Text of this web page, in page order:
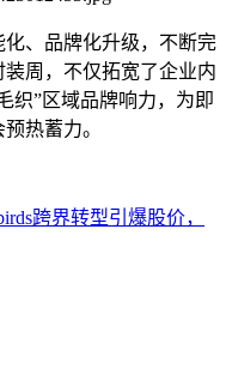
、品牌化升级，不断完
周，不仅拓宽了企业内
织”区域品牌响力，为即
热蓄力。
跨界转型引爆股价，